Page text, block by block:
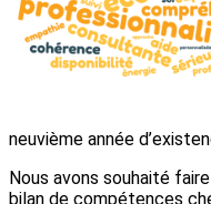
neuvième année
Nous avons souhaité
bilan de compétences